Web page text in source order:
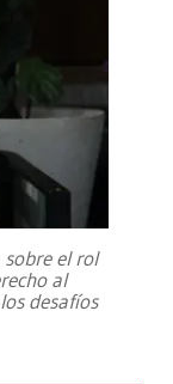
el rol
al
desafíos